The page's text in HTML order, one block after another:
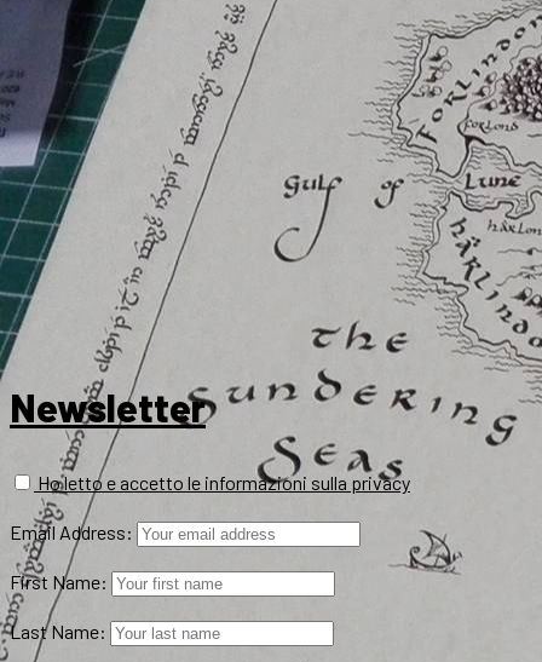
Newsletter
Ho letto e accetto le informazioni sulla privacy
Email Address:
First Name:
Last Name: